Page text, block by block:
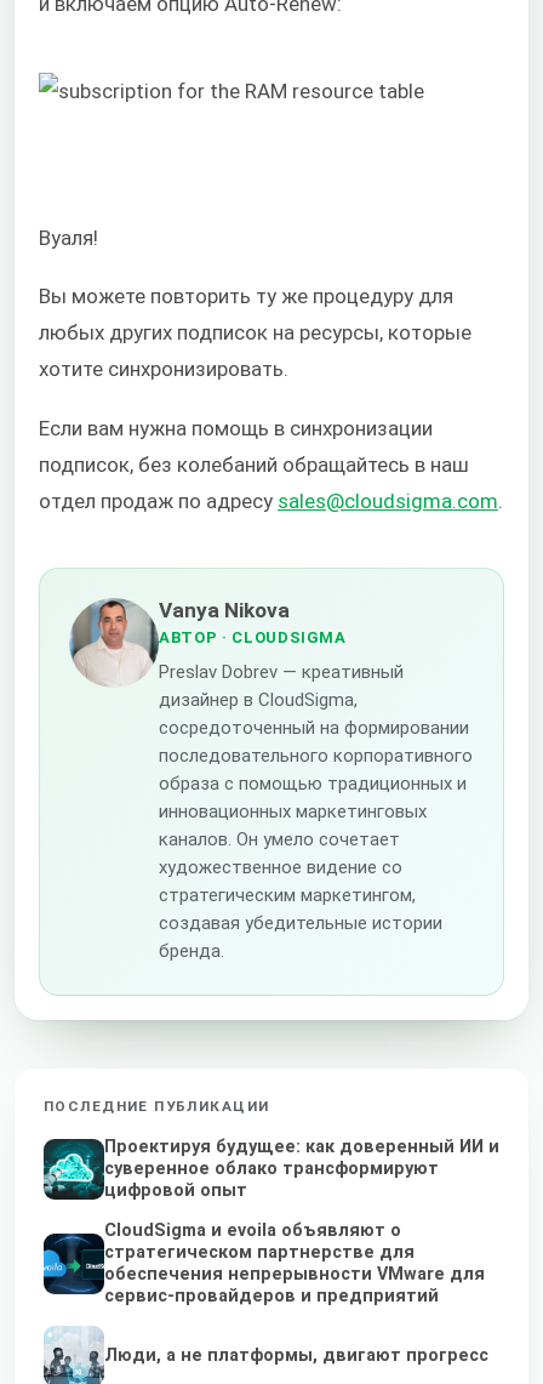
Вуаля!
Вы можете повторить ту же процедуру для
любых других подписок на ресурсы, которые
хотите синхронизировать.
Если вам нужна помощь в синхронизации
подписок, без колебаний обращайтесь в наш
отдел продаж по адресу sales@cloudsigma.com
Vanya Nikova
АВТОР · CLOUDSIGMA
Preslav Dobrev — креативный
дизайнер в CloudSigma,
сосредоточенный на формировании
последовательного корпоративного
образа с помощью традиционных и
инновационных маркетинговых
каналов. Он умело сочетает
художественное видение со
стратегическим маркетингом,
создавая убедительные истории
бренда.
ПОСЛЕДНИЕ ПУБЛИКАЦИИ
Проектируя будущее: как доверенный ИИ и
суверенное облако трансформируют
цифровой опыт
CloudSigma и evoila объявляют о
стратегическом партнерстве для
обеспечения непрерывности VMware для
сервис-провайдеров и предприятий
Люди, а не платформы, двигают прогресс